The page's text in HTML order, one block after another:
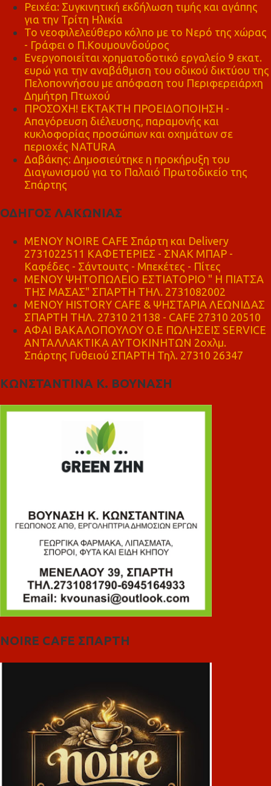
Ρειχέα: Συγκινητική εκδήλωση τιμής και αγάπης
για την Τρίτη Ηλικία
Το νεοφιλελεύθερο κόλπο με το Νερό της χώρας
- Γράφει ο Π.Κουμουνδούρος
Ενεργοποιείται χρηματοδοτικό εργαλείο 9 εκατ.
ευρώ για την αναβάθμιση του οδικού δικτύου της
Πελοποννήσου με απόφαση του Περιφερειάρχη
Δημήτρη Πτωχού
ΠΡΟΣΟΧΗ! ΕΚΤΑΚΤΗ ΠΡΟΕΙΔΟΠΟΙΗΣΗ -
Απαγόρευση διέλευσης, παραμονής και
κυκλοφορίας προσώπων και οχημάτων σε
περιοχές NATURA
Δαβάκης: Δημοσιεύτηκε η προκήρυξη του
Διαγωνισμού για το Παλαιό Πρωτοδικείο της
Σπάρτης
ΟΔΗΓΟΣ ΛΑΚΩΝΙΑΣ
MENOY NOIRE CAFE Σπάρτη και Delivery
2731022511 ΚΑΦΕΤΕΡΙΕΣ - ΣΝΑΚ ΜΠΑΡ -
Καφέδες - Σάντουιτς - Μπεκέτες - Πίτες
ΜΕΝΟΥ ΨΗΤΟΠΩΛΕΙΟ ΕΣΤΙΑΤΟΡΙΟ " Η ΠΙΑΤΣΑ
ΤΗΣ ΜΑΣΑΣ" ΣΠΑΡΤΗ ΤΗΛ. 2731082002
ΜΕΝΟΥ HISTORY CAFE & ΨΗΣΤΑΡΙΑ ΛΕΩΝΙΔΑΣ
ΣΠΑΡΤΗ ΤΗΛ. 27310 21138 - CAFE 27310 20510
ΑΦΑΙ ΒΑΚΑΛΟΠΟΥΛΟΥ Ο.Ε ΠΩΛΗΣΕΙΣ SERVICE
ΑΝΤΑΛΛΑΚΤΙΚΑ ΑΥΤΟΚΙΝΗΤΩΝ 2οχλμ.
Σπάρτης Γυθειού ΣΠΑΡΤΗ Τηλ. 27310 26347
ΚΩΝΣΤΑΝΤΙΝΑ Κ. ΒΟΥΝΑΣΗ
NOIRE CAFE ΣΠΑΡΤΗ